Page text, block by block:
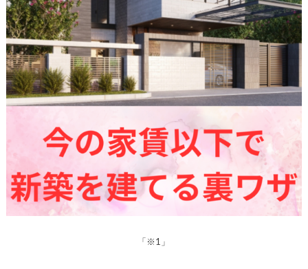
「※1」